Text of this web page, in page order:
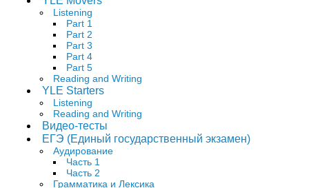
Listening
Part 1
Part 2
Part 3
Part 4
Part 5
Reading and Writing
YLE Starters
Listening
Reading and Writing
Видео-тесты
ЕГЭ (Единый государственный экзамен)
Аудирование
Часть 1
Часть 2
Грамматика и Лексика